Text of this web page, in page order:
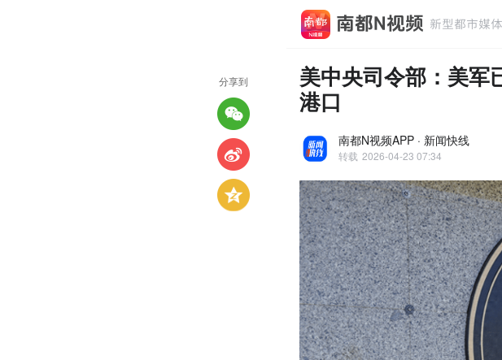
美中央司令部：美军
港口
南都N视频APP · 新闻快线
转载 2026-04-23 07:34
分享到